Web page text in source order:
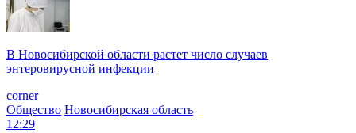
В Новосибирской области растет число случаев
энтеровирусной инфекции
corner
Общество Новосибирская область
12:29